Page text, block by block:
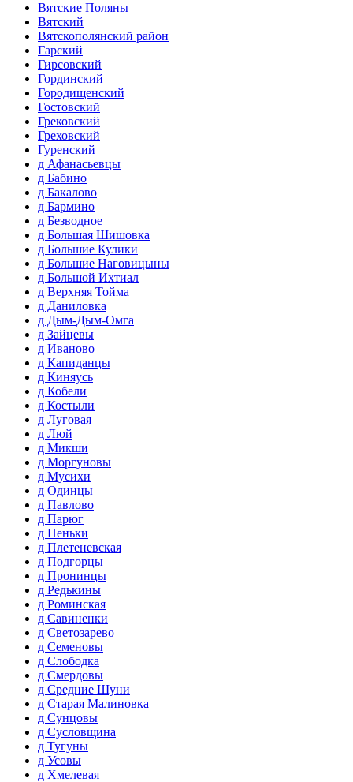
Вятские Поляны
Вятский
Вятскополянский район
Гарский
Гирсовский
Гординский
Городищенский
Гостовский
Грековский
Греховский
Гуренский
д Афанасьевцы
д Бабино
д Бакалово
д Бармино
д Безводное
д Большая Шишовка
д Большие Кулики
д Большие Наговицыны
д Большой Ихтиал
д Верхняя Тойма
д Даниловка
д Дым-Дым-Омга
д Зайцевы
д Иваново
д Капиданцы
д Киняусь
д Кобели
д Костыли
д Луговая
д Люй
д Микши
д Моргуновы
д Мусихи
д Одинцы
д Павлово
д Парюг
д Пеньки
д Плетеневская
д Подгорцы
д Пронинцы
д Редькины
д Роминская
д Савиненки
д Светозарево
д Семеновы
д Слободка
д Смердовы
д Средние Шуни
д Старая Малиновка
д Сунцовы
д Сусловщина
д Тугуны
д Усовы
д Хмелевая